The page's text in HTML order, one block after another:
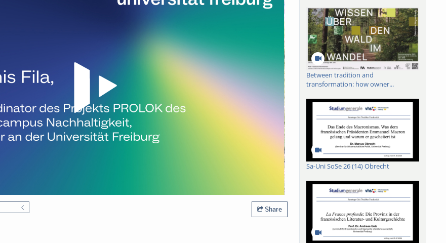
Video abspielen
Share
Between tradition and
transformation: how owner...
Sa-Uni SoSe 26 (14) Obrecht